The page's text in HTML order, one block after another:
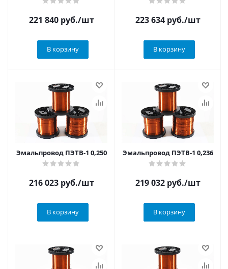
221 840руб./шт
В корзину
223 634руб./шт
В корзину
Эмальпровод ПЭТВ-1 0,250
216 023руб./шт
В корзину
Эмальпровод ПЭТВ-1 0,236
219 032руб./шт
В корзину